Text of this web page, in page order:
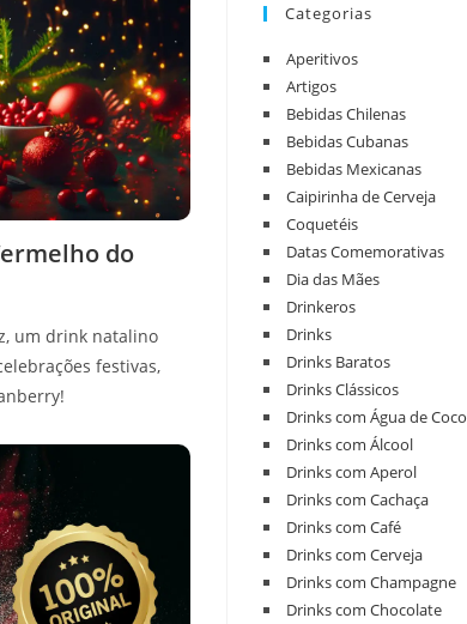
do
um drink natalino
festivas,
Categorias
Aperitivos
Artigos
Bebidas Chilenas
Bebidas Cubanas
Bebidas Mexicanas
Caipirinha de Cerveja
Coquetéis
Datas Comemorativas
Dia das Mães
Drinkeros
Drinks
Drinks Baratos
Drinks Clássicos
Drinks com Água de Coco
Drinks com Álcool
Drinks com Aperol
Drinks com Cachaça
Drinks com Café
Drinks com Cerveja
Drinks com Champagne
Drinks com Chocolate